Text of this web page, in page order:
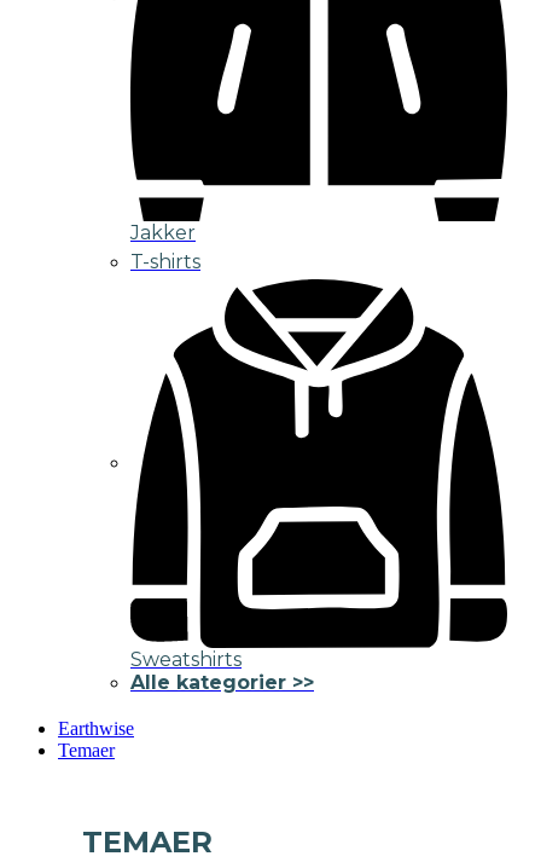
Jakker
T-shirts
Sweatshirts
Alle kategorier >>
Earthwise
Temaer
TEMAER